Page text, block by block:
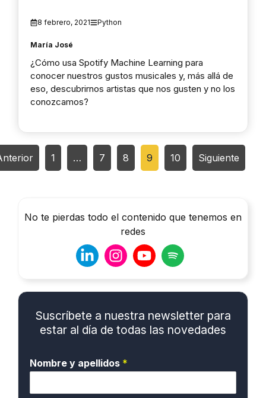
8 febrero, 2021 Python
María José
¿Cómo usa Spotify Machine Learning para
conocer nuestros gustos musicales y, más allá de
eso, descubrirnos artistas que nos gusten y no los
conozcamos?
1 … 7 8 9 10 Siguiente
No te pierdas todo el contenido que tenemos en
redes
Suscríbete a nuestra newsletter para
estar al día de todas las novedades
Nombre y apellidos *